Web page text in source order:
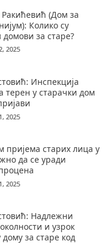
Ракићевић (Дом за
Колико су
домови за старе?
2025
Инспекција
терен у старачки дом
2025
пријема старих лица у
да се уради
2025
Надлежни
и узрок
за старе код